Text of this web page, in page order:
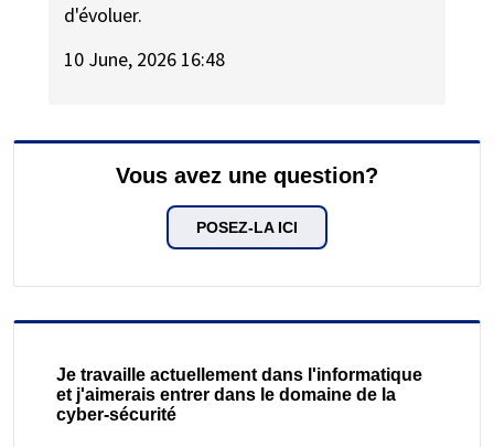
d'évoluer.
10 June, 2026 16:48
Vous avez une question?
POSEZ-LA ICI
Je travaille actuellement dans l'informatique
et j'aimerais entrer dans le domaine de la
cyber-sécurité